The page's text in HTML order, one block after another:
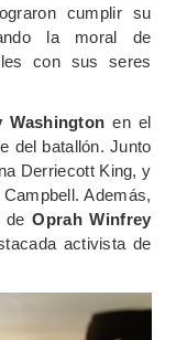
cumplir su
la moral de
con sus seres
Washington en el
del batallón. Junto
Derriecott King, y
Además,
deOprah Winfrey
activista de